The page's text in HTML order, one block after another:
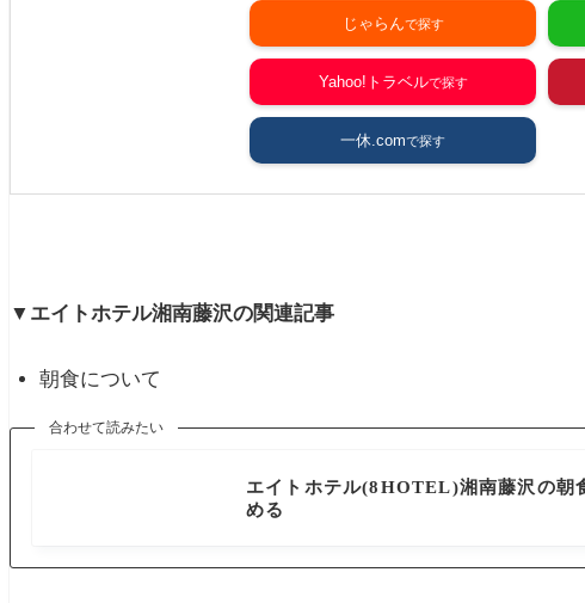
じゃらん
Yahoo!トラベル
一休.com
▼エイトホテル湘南藤沢の関連記事
朝食について
合わせて読みたい
エイトホテル(8HOTEL)湘南藤沢の朝
める